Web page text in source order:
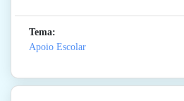
Tema:
Apoio Escolar